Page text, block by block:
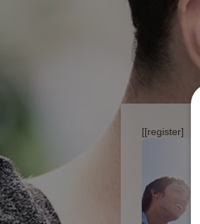
[[register]